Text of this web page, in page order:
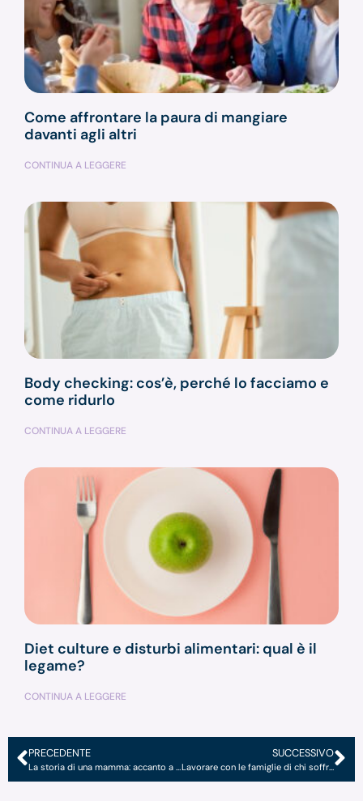
Come affrontare la paura di mangiare
davanti agli altri
CONTINUA A LEGGERE
Body checking: cos’è, perché lo facciamo e
come ridurlo
CONTINUA A LEGGERE
Diet culture e disturbi alimentari: qual è il
legame?
CONTINUA A LEGGERE
PRECEDENTE
La storia di una mamma: accanto a chi soffre di Disturbi Alimentari
SUCCESSIVO
Lavorare con le famiglie di chi soffre di un Disturbo Alimentare